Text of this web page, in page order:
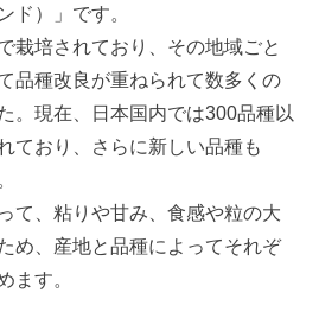
ド）」です。
栽培されており、その地域ごと
品種改良が重ねられて数多くの
。現在、日本国内では300品種以
ており、さらに新しい品種も
て、粘りや甘み、食感や粒の大
め、産地と品種によってそれぞ
ます。